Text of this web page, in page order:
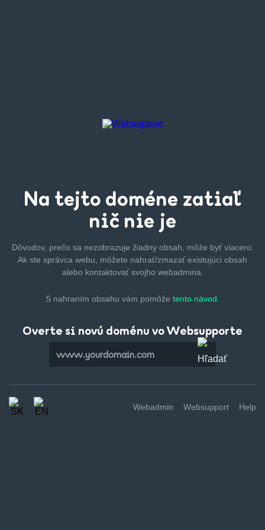
Na tejto doméne zatiaľ
nič nie je
Dôvodov, prečo sa nezobrazuje žiadny obsah, môže byťviacero.
Ak ste správca webu, môžete nahrať/zmazaťexistujúci obsah
alebo kontaktovať svojho webadmina.
S nahraním obsahu vám pomôže tento návod.
Overte si novú doménu vo Websupporte
Webadmin Websupport Help